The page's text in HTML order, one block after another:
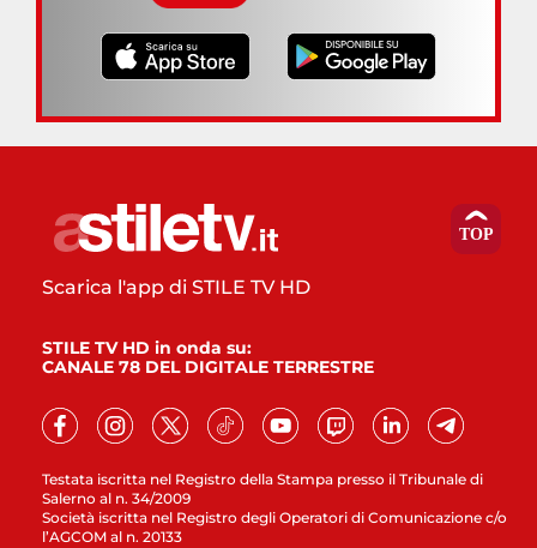
Testata iscritta nel Registro della Stampa presso il Tribunale di
Salerno al n. 34/2009
Società iscritta nel Registro degli Operatori di Comunicazione c/o
l’AGCOM al n. 20133
Scarica l'app di STILE TV HD
STILE TV HD in onda su:
CANALE 78 DEL DIGITALE TERRESTRE